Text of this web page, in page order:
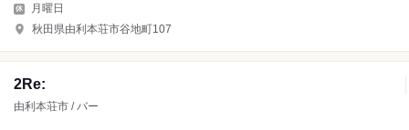
月曜日
秋田県由利本荘市谷地町107
2Re:
由利本荘市 / バー